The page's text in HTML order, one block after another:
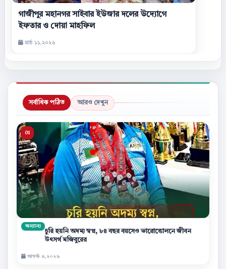
গাজীপুর মহানগর সাইবার ইউজার দলের উদ্যোগে
ইফতার ও দোয়া মাহফিল
মার্চ ১১,২০২৬
সর্বাধিক পঠিত আরও দেখুন
অন্যান্য
চুরি হয়নি অদম্য স্বপ্ন, ৮৪ বছর বয়সেও ভারোত্তোলনে জীবন
উৎসর্গ মজিবুরের
আগস্ট ৩,২০২৬